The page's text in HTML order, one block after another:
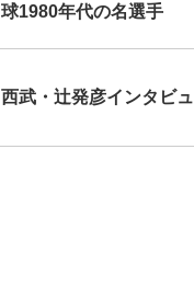
球1980年代の名選手
西武・辻発彦インタビ